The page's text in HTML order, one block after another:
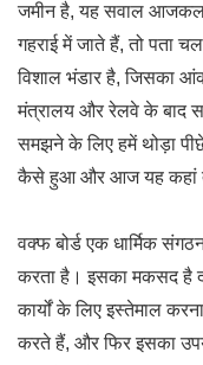
जमीन है, यह सवाल आजकल
गहराई में जाते हैं, तो पता
विशाल भंडार है, जिसका
मंत्रालय और रेलवे के बाद
समझने के लिए हमें थोड़ा
कैसे हुआ और आज यह कहां
वक्फ बोर्ड एक धार्मिक
करता है। इसका मकसद है
कार्यों के लिए इस्तेमाल
करते हैं, और फिर इसका